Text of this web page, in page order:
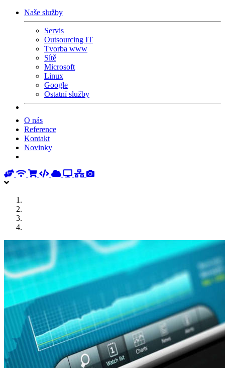
Naše služby
Servis
Outsourcing IT
Tvorba www
Sítě
Microsoft
Linux
Google
Ostatní služby
O nás
Reference
Kontakt
Novinky